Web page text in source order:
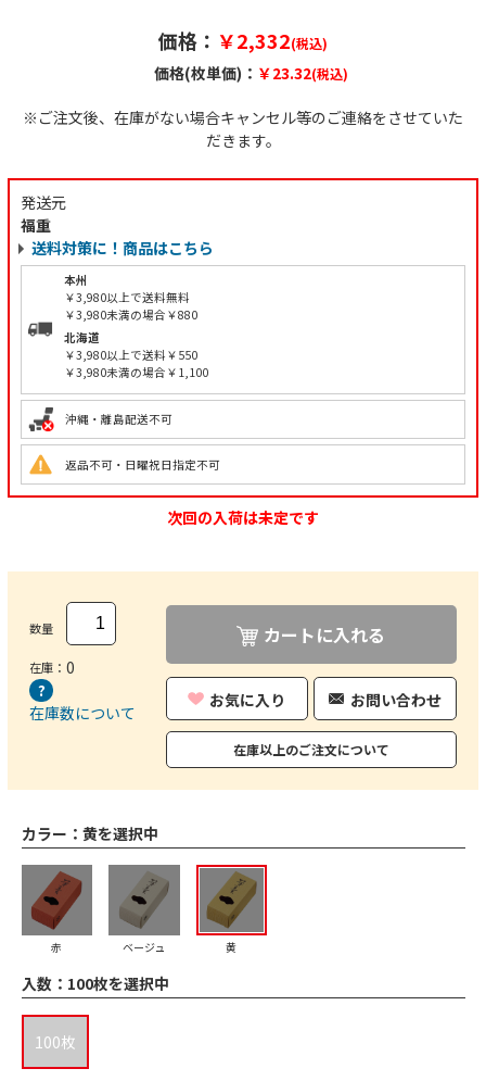
価格： ￥2,332(税込)
価格(枚単価)： ￥23.32(税込)
※ご注文後、在庫がない場合キャンセル等のご連絡をさせていた
だきます。
発送元
福重
送料対策に！商品はこちら
本州
￥3,980以上で送料無料
￥3,980未満の場合￥880
北海道
￥3,980以上で送料￥550
￥3,980未満の場合￥1,100
沖縄・離島配送不可
返品不可・日曜祝日指定不可
次回の入荷は未定です
数量
在庫： 0
在庫数について
カートに入れる
お気に入り お問い合わせ
在庫以上のご注文について
カラー： 黄を選択中
赤 ベージュ 黄
入数： 100枚を選択中
100枚